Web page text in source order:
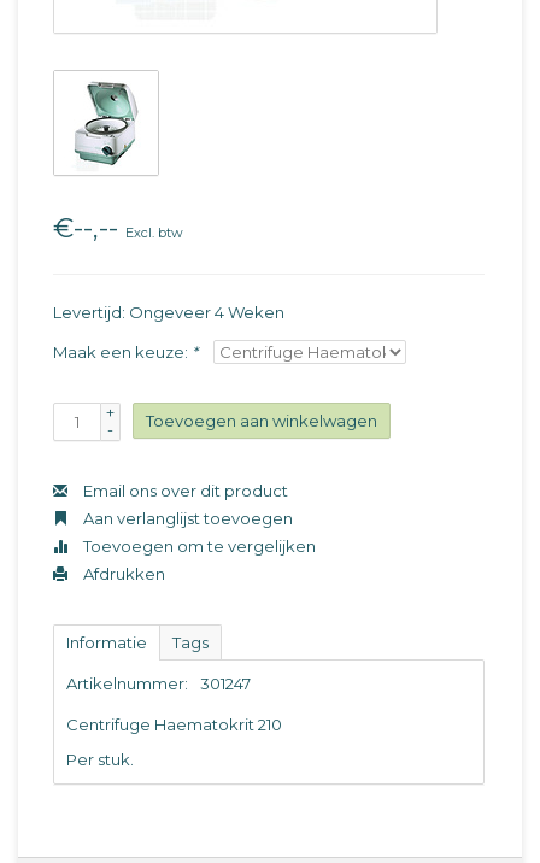
€--,-- Excl. btw
Levertijd: Ongeveer 4 Weken
Maak een keuze: *
+
-
Toevoegen aan winkelwagen
Email ons over dit product
Aan verlanglijst toevoegen
Toevoegen om te vergelijken
Afdrukken
Informatie Tags
Artikelnummer: 301247
Centrifuge Haematokrit 210
Per stuk.